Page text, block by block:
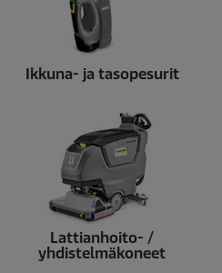
Ikkuna- ja tasopesurit
Lattianhoito- /
yhdistelmäkoneet